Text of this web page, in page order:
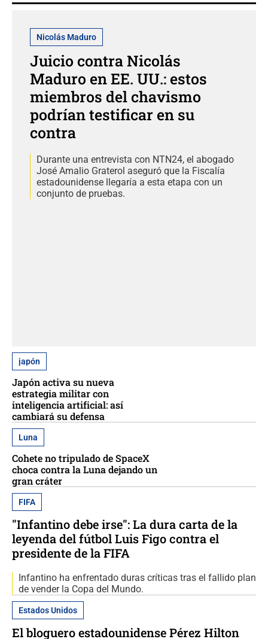
Nicolás Maduro
Juicio contra Nicolás
Maduro en EE. UU.: estos
miembros del chavismo
podrían testificar en su
contra
Durante una entrevista con NTN24, el abogado
José Amalio Graterol aseguró que la Fiscalía
estadounidense llegaría a esta etapa con un
conjunto de pruebas.
japón
Japón activa su nueva
estrategia militar con
inteligencia artificial: así
cambiará su defensa
Luna
Cohete no tripulado de SpaceX
choca contra la Luna dejando un
gran cráter
FIFA
"Infantino debe irse": La dura carta de la
leyenda del fútbol Luis Figo contra el
presidente de la FIFA
Infantino ha enfrentado duras críticas tras el fallido plan
de vender la Copa del Mundo.
Estados Unidos
El bloguero estadounidense Pérez Hilton